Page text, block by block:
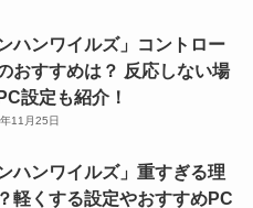
ンハンワイルズ」コントロー
おすすめは？ 反応しない場
設定も紹介！
11月25日
ンハンワイルズ」重すぎる理
軽くする設定やおすすめPC